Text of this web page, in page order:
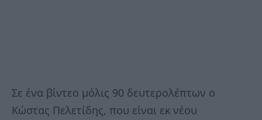
Σε ένα βίντεο μόλις 90 δευτερολέπτων ο
Κώστας Πελετίδης, που είναι εκ νέου